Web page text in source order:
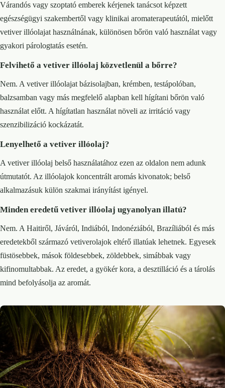
Várandós vagy szoptató emberek kérjenek tanácsot képzett
egészségügyi szakembertől vagy klinikai aromaterapeutától, mielőtt
vetiver illóolajat használnának, különösen bőrön való használat vagy
gyakori párologtatás esetén.
Felvihető a vetiver illóolaj közvetlenül a bőrre?
Nem. A vetiver illóolajat bázisolajban, krémben, testápolóban,
balzsamban vagy más megfelelő alapban kell hígítani bőrön való
használat előtt. A hígítatlan használat növeli az irritáció vagy
szenzibilizáció kockázatát.
Lenyelhető a vetiver illóolaj?
A vetiver illóolaj belső használatához ezen az oldalon nem adunk
útmutatót. Az illóolajok koncentrált aromás kivonatok; belső
alkalmazásuk külön szakmai irányítást igényel.
Minden eredetű vetiver illóolaj ugyanolyan illatú?
Nem. A Haitiről, Jáváról, Indiából, Indonéziából, Brazíliából és más
eredetekből származó vetiverolajok eltérő illatúak lehetnek. Egyesek
füstösebbek, mások földesebbek, zöldebbek, simábbak vagy
kifinomultabbak. Az eredet, a gyökér kora, a desztilláció és a tárolás
mind befolyásolja az aromát.